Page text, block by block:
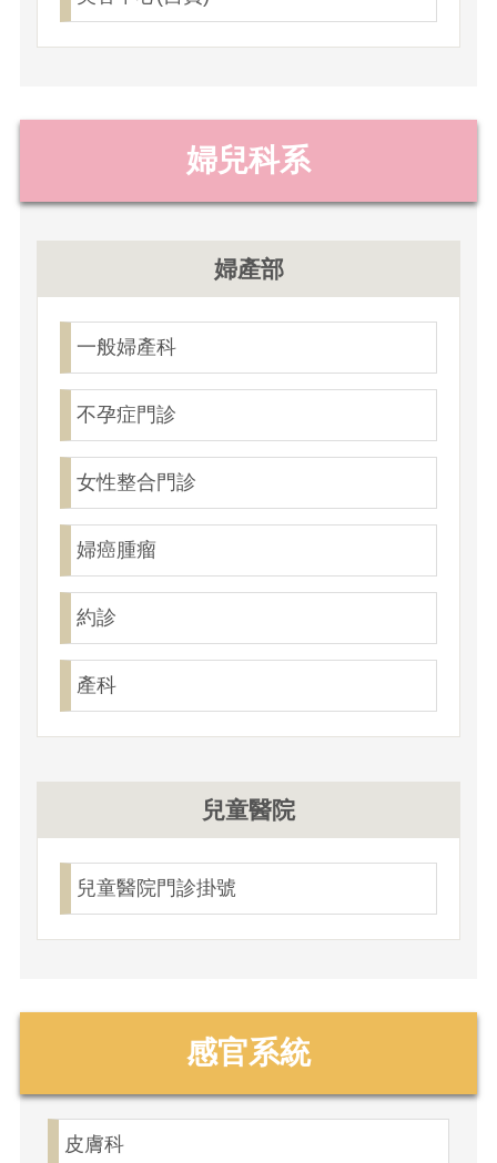
婦兒科系
婦產部
一般婦產科
不孕症門診
女性整合門診
婦癌腫瘤
約診
產科
兒童醫院
兒童醫院門診掛號
感官系統
皮膚科